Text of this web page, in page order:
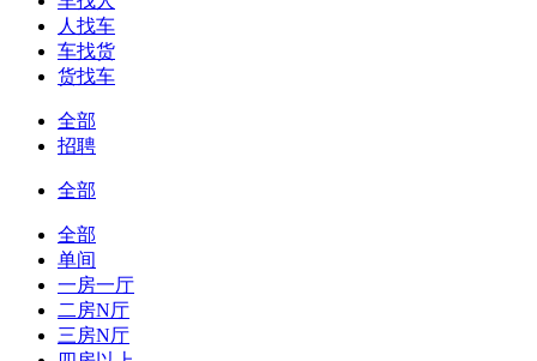
人找车
车找货
货找车
全部
招聘
全部
全部
单间
一房一厅
二房N厅
三房N厅